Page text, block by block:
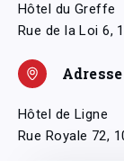
Hôtel du Greffe
Rue de la Loi 6,
Hôtel de Ligne
Rue Royale 72,